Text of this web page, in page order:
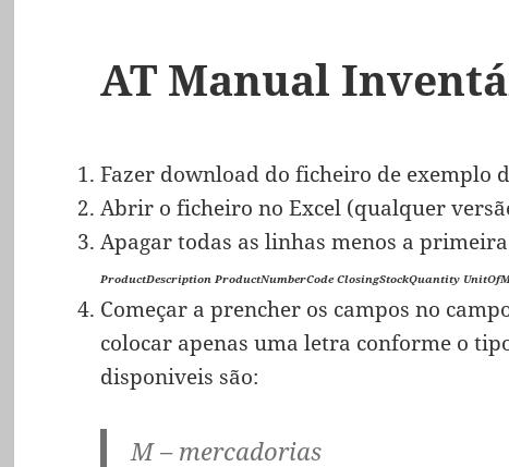
AT Manual
Fazer download do ficheiro de exemplo
Abrir o ficheiro no Excel (qualquer
Apagar todas as linhas menos a
ProductDescription ProductNumberCode ClosingStockQuantity
Começar a prencher os campos no
colocar apenas uma letra conforme o
disponiveis são:
M– mercadorias